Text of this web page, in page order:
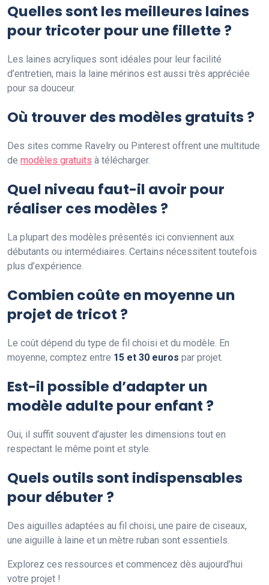
Quelles sont les meilleures laines
pour tricoter pour une fillette ?
Les laines acryliques sont idéales pour leur facilité
d’entretien, mais la laine mérinos est aussi très appréciée
pour sa douceur.
Où trouver des modèles gratuits ?
Des sites comme Ravelry ou Pinterest offrent une multitude
de modèles gratuits à télécharger.
Quel niveau faut-il avoir pour
réaliser ces modèles ?
La plupart des modèles présentés ici conviennent aux
débutants ou intermédiaires. Certains nécessitent toutefois
plus d’expérience.
Combien coûte en moyenne un
projet de tricot ?
Le coût dépend du type de fil choisi et du modèle. En
moyenne, comptez entre 15 et 30 euros par projet.
Est-il possible d’adapter un
modèle adulte pour enfant ?
Oui, il suffit souvent d’ajuster les dimensions tout en
respectant le même point et style.
Quels outils sont indispensables
pour débuter ?
Des aiguilles adaptées au fil choisi, une paire de ciseaux,
une aiguille à laine et un mètre ruban sont essentiels.
Explorez ces ressources et commencez dès aujourd’hui
votre projet !